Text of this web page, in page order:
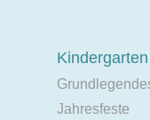
Kindergarten
Jahresfeste